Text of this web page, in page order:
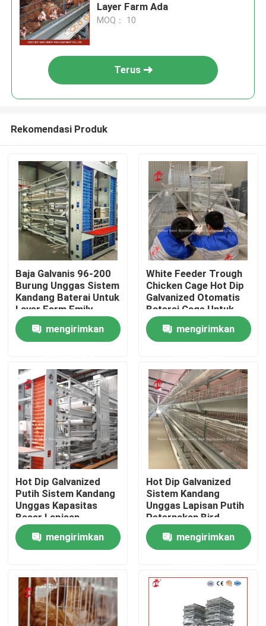
Rumah
Tentang kita
Produk
Sistem Kandang Baterai Unggas
Sistem Sangkar Baterai Lapisan
Sistem Kandang Peternakan Unggas
Kandang Lapisan Unggas
Kandang Baterai Ayam Dijual
Kandang ayam ayam pedaging
Layer Farm Ada
MOQ： 10
Terus
Rekomendasi Produk
Baja Galvanis 96-200
Burung Unggas Sistem
Kandang Baterai Untuk
Layer Farm Emily
Wang
mengirimkan
White Feeder Trough
Chicken Cage Hot Dip
Galvanized Otomatis
Baterai Cage Untuk
34000 Burung Lapisan
Farm Dorismengirimkan
Hot Dip Galvanized
Putih Sistem Kandang
Unggas Kapasitas
Besar Lapisan
Peternakan Kandang
Iris
mengirimkan
Hot Dip Galvanized
Sistem Kandang
Unggas Lapisan Putih
Peternakan Bird
Housing Adela
mengirimkan